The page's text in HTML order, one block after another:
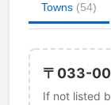
Towns (54)
〒 033-
If not listed